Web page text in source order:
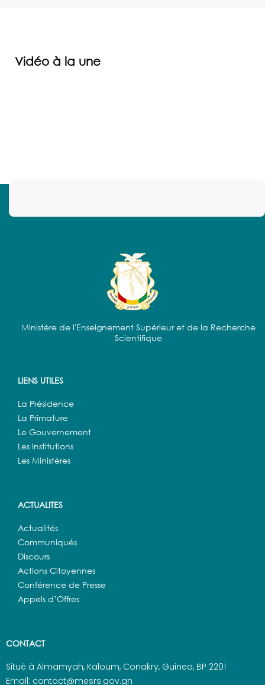
Vidéo à la une
Ministère de l'Enseignement Supérieur et de la Recherche
Scientifique
LIENS UTILES
La Présidence
La Primature
Le Gouvernement
Les Institutions
Les Ministères
ACTUALITES
Actualités
Communiqués
Discours
Actions Citoyennes
Conférence de Presse
Appels d’Offres
CONTACT
Situé à Almamyah, Kaloum, Conakry, Guinea, BP 2201
Email: contact@mesrs.gov.gn